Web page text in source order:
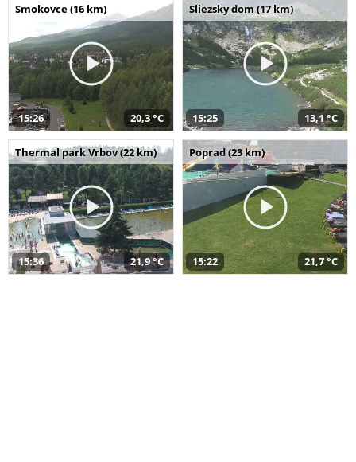
Smokovce (16 km)
15:26 20,3 °C
Sliezsky dom (17 km)
15:25 13,1 °C
Thermal park Vrbov (22 km)
15:36 21,9 °C
Poprad (23 km)
15:22 21,7 °C